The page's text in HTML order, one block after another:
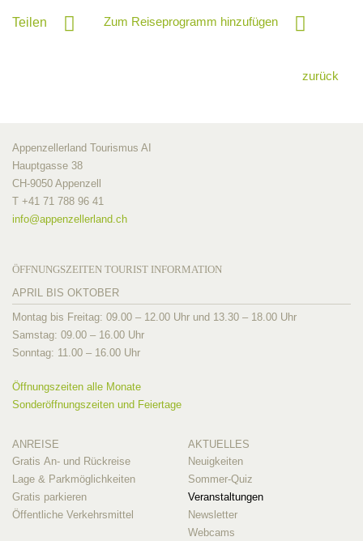
Teilen Zum Reiseprogramm hinzufügen
zurück
Appenzellerland Tourismus AI
Hauptgasse 38
CH-9050 Appenzell
T +41 71 788 96 41
info@appenzellerland.ch
ÖFFNUNGSZEITEN TOURIST INFORMATION
APRIL BIS OKTOBER
Montag bis Freitag: 09.00 – 12.00 Uhr und 13.30 – 18.00 Uhr
Samstag: 09.00 – 16.00 Uhr
Sonntag: 11.00 – 16.00 Uhr
Öffnungszeiten alle Monate
Sonderöffnungszeiten und Feiertage
ANREISE
Gratis An- und Rückreise
Lage & Parkmöglichkeiten
Gratis parkieren
Öffentliche Verkehrsmittel
AKTUELLES
Neuigkeiten
Sommer-Quiz
Veranstaltungen
Newsletter
Webcams